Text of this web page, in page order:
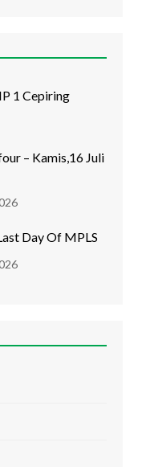
1 Cepiring
– Kamis,16 Juli
Day Of MPLS